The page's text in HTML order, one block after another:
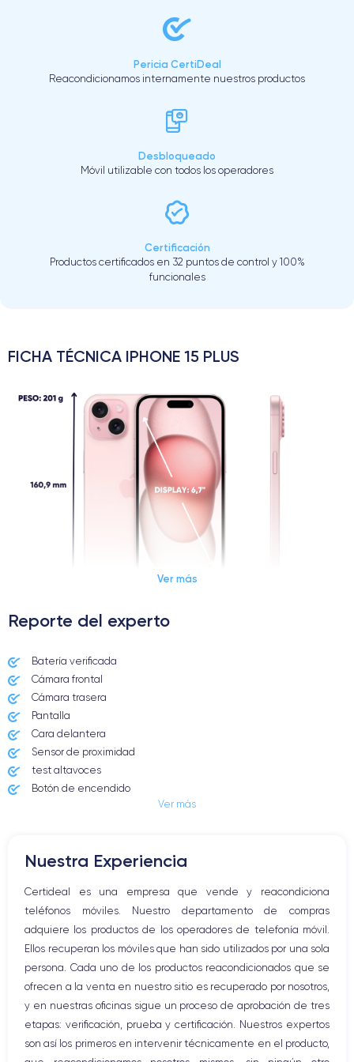
Pericia CertiDeal
Reacondicionamos internamente nuestros productos
Desbloqueado
Móvil utilizable con todos los operadores
Certificación
Productos certificados en 32 puntos de control y 100%
funcionales
FICHA TÉCNICA IPHONE 15 PLUS
Dimensiones y Peso iPhone 15 Plus
Lanzamiento
22/09/2023
Dimensiones
OLED 6.7 pulgadas
Apple A16 Bionic 5
Nombre GPU
5 Core GPU
Frec. procesador
3.78 GHz
48 MP 12 MP
Resolución vídeo
4K - 3840x2160px
Carga rápida
Si, mínimo 20W
Ver más
Reporte del experto
Batería verificada
Cámara frontal
Cámara trasera
Pantalla
Cara delantera
Sensor de proximidad
test altavoces
Botón de encendido
Altavoz
Botón Inicio
Bluetooth
WiFi
Red móvil
Vibración
Conector USB
Ver más
Nuestra Experiencia
Certideal es una empresa que vende y reacondiciona
teléfonos móviles. Nuestro departamento de compras
adquiere los productos de los operadores de telefonía móvil.
Ellos recuperan los móviles que han sido utilizados por una sola
persona. Cada uno de los productos reacondicionados que se
ofrecen a la venta en nuestro sitio es recuperado por nosotros,
y en nuestras oficinas sigue un proceso de aprobación de tres
etapas: verificación, prueba y certificación. Nuestros expertos
son así los primeros en intervenir técnicamente en el producto,